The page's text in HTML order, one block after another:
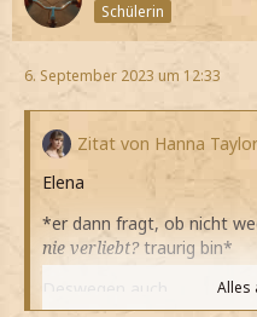
Schülerin
6. September 2023 um 12:33
Zitat von Hanna Taylor
Elena
*er dann fragt, ob nicht
nie verliebt?traurig bin*
Alles